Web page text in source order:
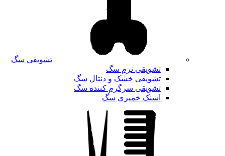
تشویقی سگ
تشویقی نرم سگ
تشویقی خشک و دنتال سگ
تشویقی سرگرم کننده سگ
اسنک خمیری سگ